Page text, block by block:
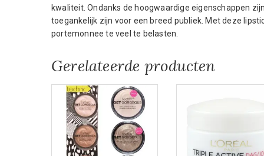
kwaliteit. Ondanks de hoogwaardige eigenschappen
toegankelijk zijn voor een breed publiek. Met deze
portemonnee te veel te belasten.
Gerelateerde producten